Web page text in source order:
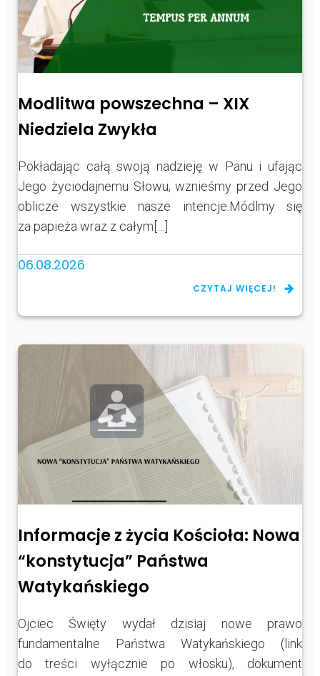
Modlitwa powszechna – XIX
Niedziela Zwykła
Pokładając całą swoją nadzieję w Panu i ufając
Jego życiodajnemu Słowu, wznieśmy przed Jego
oblicze wszystkie nasze intencje.Módlmy się
za papieża wraz z całym[…]
06.08.2026
CZYTAJ WIĘCEJ!
Informacje z życia Kościoła: Nowa
“konstytucja” Państwa
Watykańskiego
Ojciec Święty wydał dzisiaj nowe prawo
fundamentalne Państwa Watykańskiego (link
do treści wyłącznie po włosku), dokument